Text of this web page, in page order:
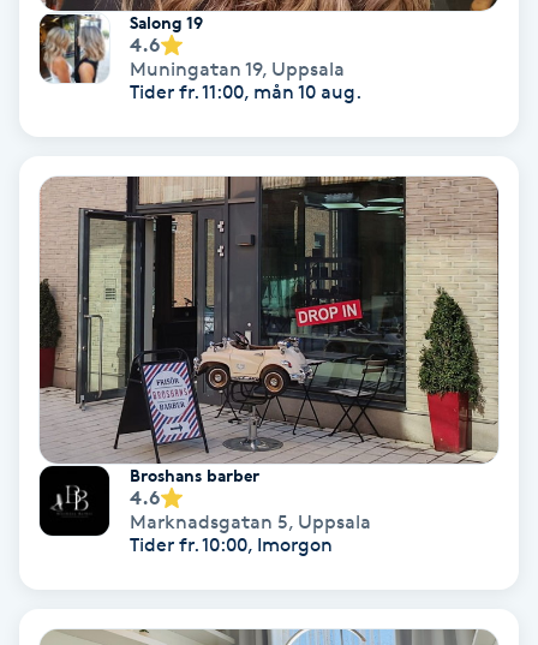
Lymfmassage
Läpptatuering
Makeup
Manikyr & Pedikyr
Massage
Medial vägledning
Medicinsk massage
Meditation
Medium
Salong 19
4.6
Muningatan 19, Uppsala
Tider fr. 11:00, mån 10 aug.
Broshans barber
4.6
Marknadsgatan 5, Uppsala
Tider fr. 10:00, Imorgon